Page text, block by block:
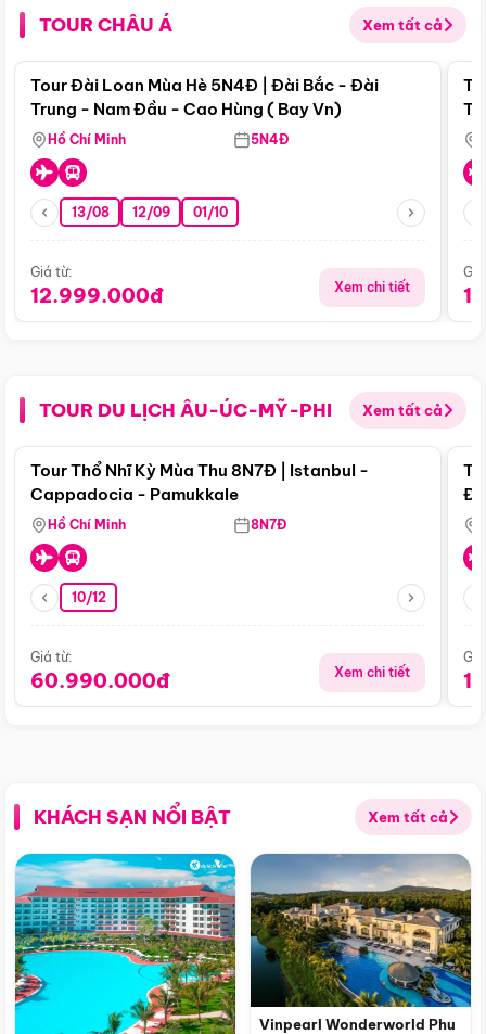
TOUR CHÂU Á Xem tất cả
Điểm nổi bật
Tour Đài Loan Mùa Hè 5N4Đ | Đài Bắc - Đài
Trung - Nam Đầu - Cao Hùng ( Bay Vn)
Hồ Chí Minh 5N4Đ
13/08 12/09 01/10
Giá từ:
12.999.000đ Xem chi tiết
TOUR DU LỊCH ÂU-ÚC-MỸ-PHI Xem tất cả
Điểm nổi bật
Tour Thổ Nhĩ Kỳ Mùa Thu 8N7Đ | Istanbul -
Cappadocia - Pamukkale
Hồ Chí Minh 8N7Đ
10/12
Giá từ:
60.990.000đ Xem chi tiết
KHÁCH SẠN NỔI BẬT Xem tất cả
Vinpearl Wonderworld Phu